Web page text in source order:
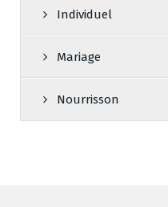
Individuel
Mariage
Nourrisson